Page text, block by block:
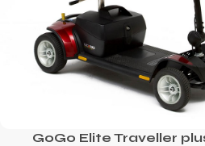
GoGo Elite Traveller